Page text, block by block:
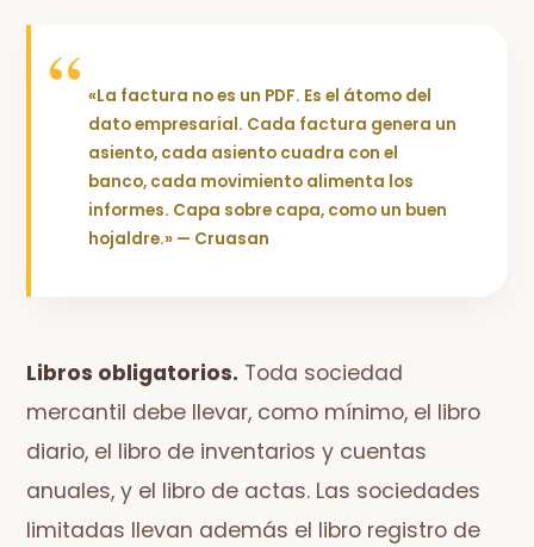
«La factura no es un PDF. Es el átomo del
dato empresarial. Cada factura genera un
asiento, cada asiento cuadra con el
banco, cada movimiento alimenta los
informes. Capa sobre capa, como un buen
hojaldre.» — Cruasan
Libros obligatorios. Toda sociedad
mercantil debe llevar, como mínimo, el libro
diario, el libro de inventarios y cuentas
anuales, y el libro de actas. Las sociedades
limitadas llevan además el libro registro de